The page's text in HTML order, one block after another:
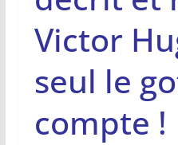
Victor
seul le
compte !